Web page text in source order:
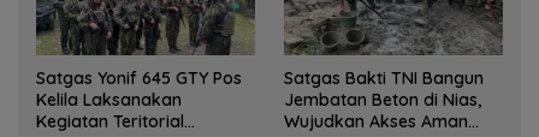
Satgas Yonif 645 GTY Pos
Kelila Laksanakan
Kegiatan Teritorial
Satgas Bakti TNI Bangun
Jembatan Beton di Nias,
Wujudkan Akses Aman